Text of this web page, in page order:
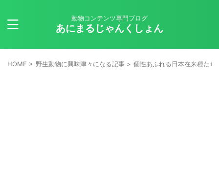
動物コンテンツ専門ブログ
あにまるじゃんくしょん
HOME > 野生動物に興味津々になる記事 > 個性あふれる日本在来種たち